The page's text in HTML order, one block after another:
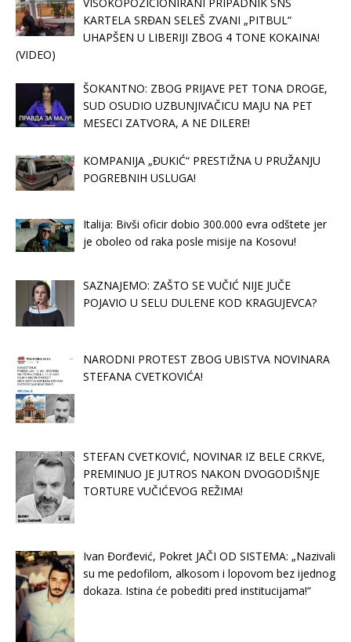
KARTELA SRĐAN SELEŠ ZVANI „PITBUL“
UHAPŠEN U LIBERIJI ZBOG 4 TONE KOKAINA!
(VIDEO)
ŠOKANTNO: ZBOG PRIJAVE PET TONA DROGE,
SUD OSUDIO UZBUNJIVAČICU MAJU NA PET
MESECI ZATVORA, A NE DILERE!
KOMPANIJA „ĐUKIĆ“ PRESTIŽNA U PRUŽANJU
POGREBNIH USLUGA!
Italija: Bivši oficir dobio 300.000 evra odštete jer
je oboleo od raka posle misije na Kosovu!
SAZNAJEMO: ZAŠTO SE VUČIĆ NIJE JUČE
POJAVIO U SELU DULENE KOD KRAGUJEVCA?
NARODNI PROTEST ZBOG UBISTVA NOVINARA
STEFANA CVETKOVIĆA!
STEFAN CVETKOVIĆ, NOVINAR IZ BELE CRKVE,
PREMINUO JE JUTROS NAKON DVOGODIŠNJE
TORTURE VUČIĆEVOG REŽIMA!
Ivan Đorđević, Pokret JAČI OD SISTEMA: „Nazivali
su me pedofilom, alkosom i lopovom bez ijednog
dokaza. Istina će pobediti pred institucijama!“